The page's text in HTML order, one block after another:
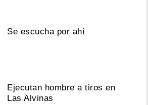
Se escucha por ahí
Ejecutan hombre a tiros en
Las Alvinas